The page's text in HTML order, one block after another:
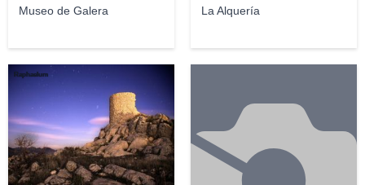
Museo de Galera La Alquería
Raphaelum